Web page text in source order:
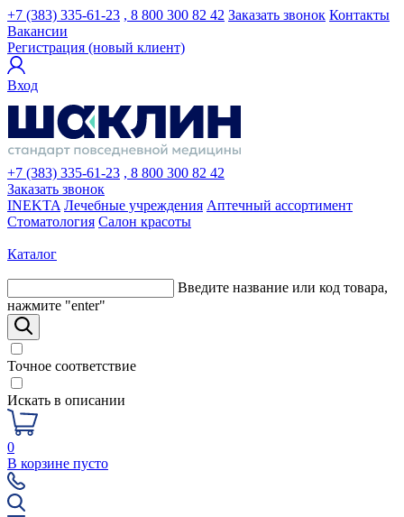
+7 (383) 335-61-23 , 8 800 300 82 42 Заказать звонок Контакты
Вакансии
Регистрация (новый клиент)
Вход
+7 (383) 335-61-23 , 8 800 300 82 42
Заказать звонок
INEKTA Лечебные учреждения Аптечный ассортимент
Стоматология Салон красоты
Каталог
Введите название или код товара,
нажмите "enter"
Точное соответствие
Искать в описании
0
В корзине пусто